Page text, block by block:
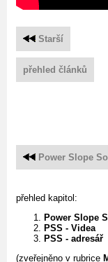
Starší
přehled článků
Power Slope
přehled kapitol:
Power Slope
PSS - Videa
PSS - adresář
(zveřejněno v rubrice